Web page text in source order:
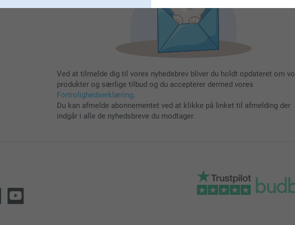
Ved at tilmelde dig til vores nyhedsbrev bliver du holdt opdateret om
produkter og særlige tilbud og du accepterer dermed vores
Fortrolighedserklæring.
Du kan afmelde abonnementet ved at klikke på linket til afmelding der
indgår i alle de nyhedsbreve du modtager.